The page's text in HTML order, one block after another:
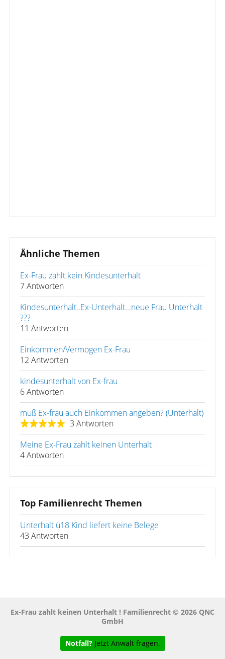
Ähnliche Themen
Ex-Frau zahlt kein Kindesunterhalt
7 Antworten
Kindesunterhalt..Ex-Unterhalt...neue Frau Unterhalt
???
11 Antworten
Einkommen/Vermögen Ex-Frau
12 Antworten
kindesunterhalt von Ex-frau
6 Antworten
muß Ex-frau auch Einkommen angeben? (Unterhalt)
3 Antworten
Meine Ex-Frau zahlt keinen Unterhalt
4 Antworten
Top Familienrecht Themen
Unterhalt ü18 Kind liefert keine Belege
43 Antworten
Ex-Frau zahlt keinen Unterhalt ! Familienrecht © 2026 QNC
GmbH
Notfall? Jetzt Anwalt fragen.